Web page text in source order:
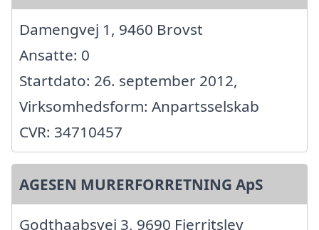
Damengvej 1, 9460 Brovst
Ansatte: 0
Startdato: 26. september 2012,
Virksomhedsform: Anpartsselskab
CVR: 34710457
AGESEN MURERFORRETNING ApS
Godthaabsvej 3, 9690 Fjerritslev